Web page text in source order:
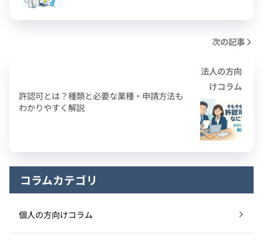
次の記事
許認可とは？種類と必要な業種・申請方法も
わかりやすく解説
法人の方向
けコラム
コラムカテゴリ
個人の方向けコラム